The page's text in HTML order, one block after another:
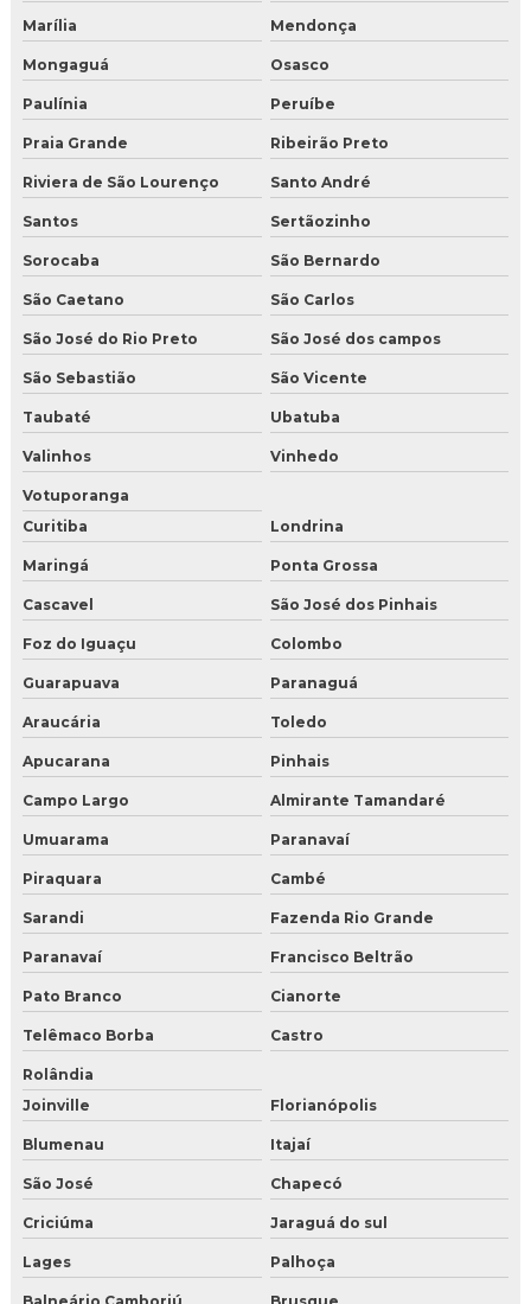
Marília Mendonça
Mongaguá Osasco
Paulínia Peruíbe
Praia Grande Ribeirão Preto
Riviera de São Lourenço Santo André
Santos Sertãozinho
Sorocaba São Bernardo
São Caetano São Carlos
São José do Rio Preto São José dos campos
São Sebastião São Vicente
Taubaté Ubatuba
Valinhos Vinhedo
Votuporanga
Curitiba
Londrina
Maringá Ponta Grossa
Cascavel São José dos Pinhais
Foz do Iguaçu Colombo
Guarapuava Paranaguá
Araucária Toledo
Apucarana Pinhais
Campo Largo Almirante Tamandaré
Umuarama Paranavaí
Piraquara Cambé
Sarandi Fazenda Rio Grande
Paranavaí Francisco Beltrão
Pato Branco Cianorte
Telêmaco Borba Castro
Rolândia
Joinville
Florianópolis
Blumenau Itajaí
São José Chapecó
Criciúma Jaraguá do sul
Lages Palhoça